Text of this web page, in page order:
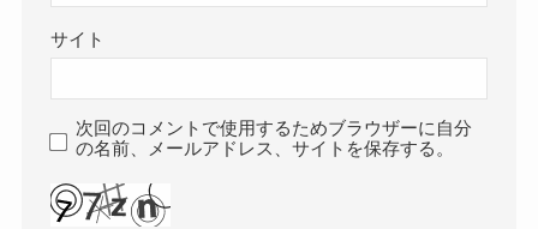
サイト
次回のコメントで使用するためブラウザーに自分
の名前、メールアドレス、サイトを保存する。